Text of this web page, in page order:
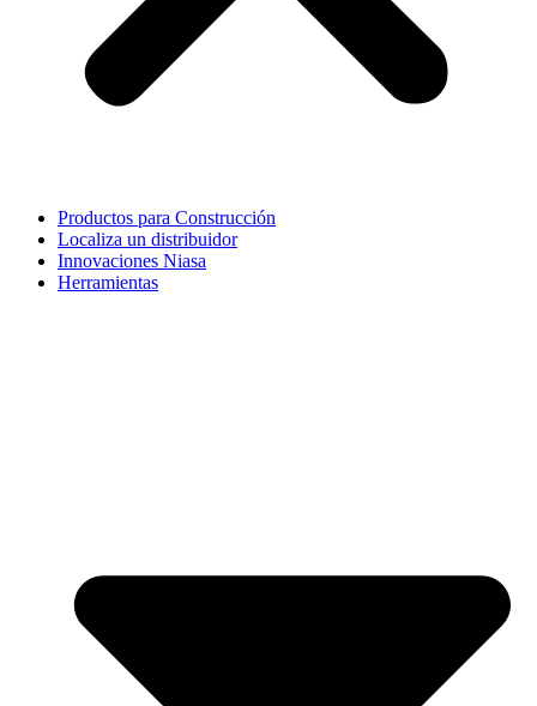
Productos para Construcción
Localiza un distribuidor
Innovaciones Niasa
Herramientas